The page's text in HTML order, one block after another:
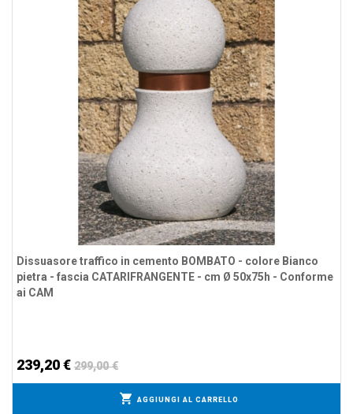
Dissuasore traffico in cemento BOMBATO - colore Bianco
pietra - fascia CATARIFRANGENTE - cm Ø 50x75h - Conforme
ai CAM
239,20 € 299,00 €
AGGIUNGI AL CARRELLO